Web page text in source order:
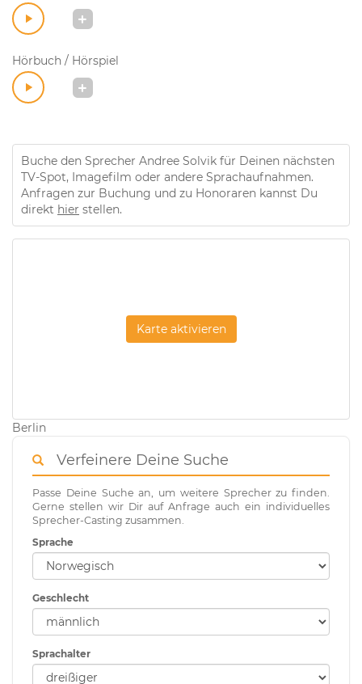
Hörbuch / Hörspiel
Buche den Sprecher Andree Solvik für Deinen nächsten
TV-Spot, Imagefilm oder andere Sprachaufnahmen.
Anfragen zur Buchung und zu Honoraren kannst Du
direkt hier stellen.
Karte aktivieren
Berlin
Verfeinere Deine Suche
Passe Deine Suche an, um weitere Sprecher zu finden.
Gerne stellen wir Dir auf Anfrage auch ein individuelles
Sprecher-Casting zusammen.
Sprache
Geschlecht
Sprachalter